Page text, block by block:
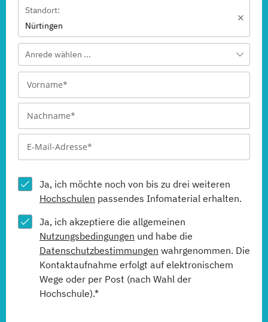
Standort:
Nürtingen
Anrede wählen ...
Ja, ich möchte noch von bis zu drei weiteren
Hochschulen passendes Infomaterial erhalten.
Ja, ich akzeptiere die allgemeinen
Nutzungsbedingungen und habe die
Datenschutzbestimmungen wahrgenommen. Die
Kontaktaufnahme erfolgt auf elektronischem
Wege oder per Post (nach Wahl der
Hochschule).*